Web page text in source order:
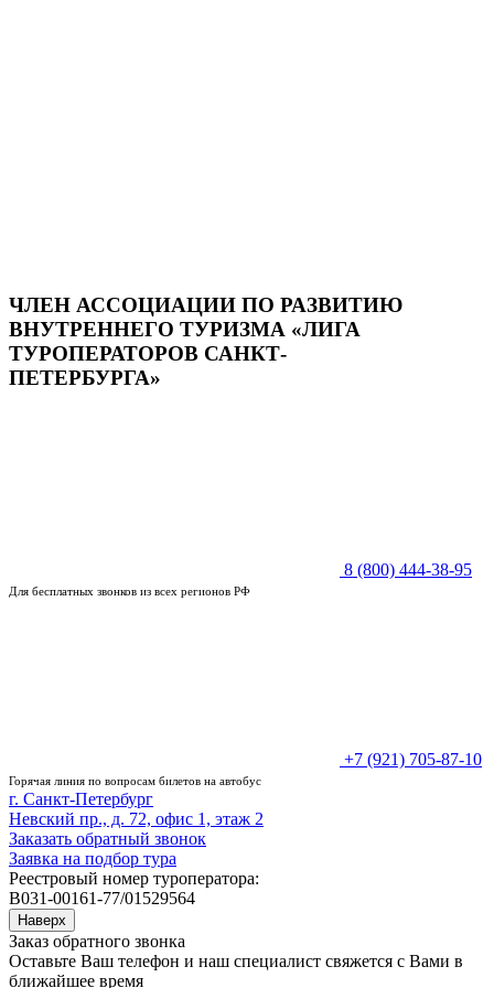
ЧЛЕН АССОЦИАЦИИ ПО РАЗВИТИЮ
ВНУТРЕННЕГО ТУРИЗМА «ЛИГА
ТУРОПЕРАТОРОВ САНКТ-
ПЕТЕРБУРГА»
8 (800) 444-38-95
Для бесплатных звонков из всех регионов РФ
+7 (921) 705-87-10
Горячая линия по вопросам билетов на автобус
г. Санкт-Петербург
Невский пр., д. 72, офис 1, этаж 2
Заказать обратный звонок
Заявка на подбор тура
Реестровый номер туроператора:
В031-00161-77/01529564
Наверх
Заказ обратного звонка
Оставьте Ваш телефон и наш специалист свяжется с Вами в
ближайшее время